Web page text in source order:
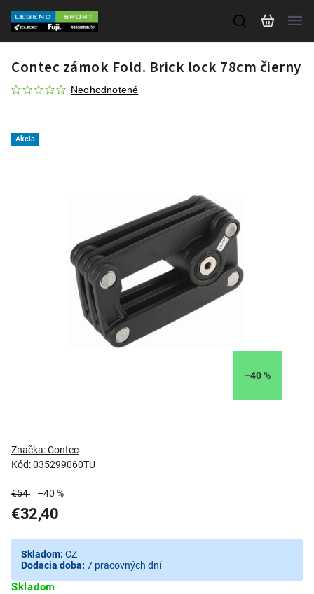
Contec zámok Fold. Brick lock 78cm čierny
Neohodnotené
Akcia
–40 %
Kód:035299060TU
Značka:Contec
€54 –40 %
€32,40
Skladom
Skladom: CZ
Dodacia doba: 7 pracovných dní